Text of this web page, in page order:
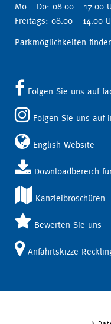
Mo – Do: 08.00 – 17.00
Freitags: 08.00 – 14.00
Parkmöglichkeiten
Folgen Sie uns auf
Folgen Sie uns auf
English Website
Downloadbereich
Kanzleibroschüren
Bewerten Sie uns
Anfahrtskizze